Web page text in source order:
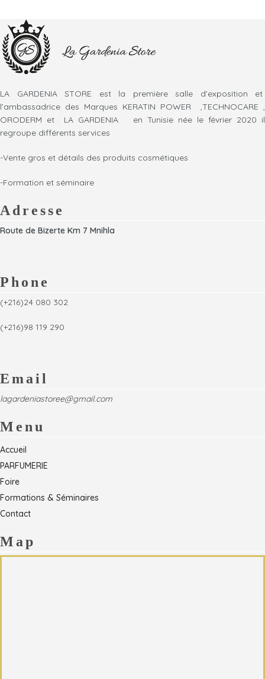
Une touche d’air froid + une
position fixe pour un air froid
continu et une parfaite fixation
et tenue du résultat
l'épilation
LA GARDENIA STORE est la première salle d’exposition et
l’ambassadrice des Marques KERATIN POWER ,TECHNOCARE ,
ORODERM et LA GARDENIA en Tunisie née le février 2020 il
regroupe différents services
-Vente gros et détails des produits cosmétiques
-Formation et séminaire
Adresse
Route de Bizerte Km 7 Mnihla
Phone
(+216)24 080 302
(+216)98 119 290
Email
lagardeniastoree@gmail.com
Menu
Accueil
PARFUMERIE
Foire
Formations & Séminaires
Contact
Map